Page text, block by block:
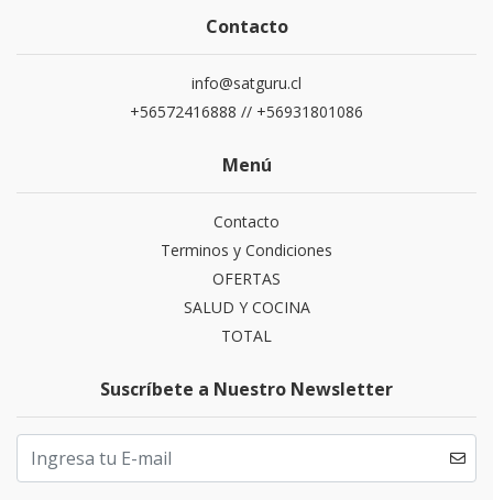
Contacto
info@satguru.cl
+56572416888 // +56931801086
Menú
Contacto
Terminos y Condiciones
OFERTAS
SALUD Y COCINA
TOTAL
Suscríbete a Nuestro Newsletter